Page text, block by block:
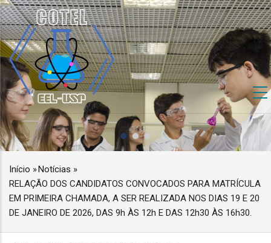
Pular
para
o
conteúdo
principal
NAVEGAÇÃO
PRINCIPAL
TRILHA
DE
NAVEGAÇÃO
Início »Notícias »
RELAÇÃO DOS CANDIDATOS CONVOCADOS PARA MATRÍCULA
EM PRIMEIRA CHAMADA, A SER REALIZADA NOS DIAS 19 E 20
DE JANEIRO DE 2026, DAS 9h ÀS 12h E DAS 12h30 ÀS 16h30.